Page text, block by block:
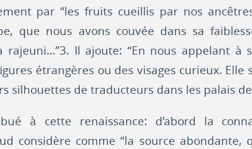
par “les fruits cueillis par nos
que nous avons couvée dans sa
rajeuni…”3. Il ajoute: “En nous appelant à
étrangères ou des visages curieux. Elle
silhouettes de traducteurs dans les palais
à cette renaissance: d’abord la
considère comme “la source